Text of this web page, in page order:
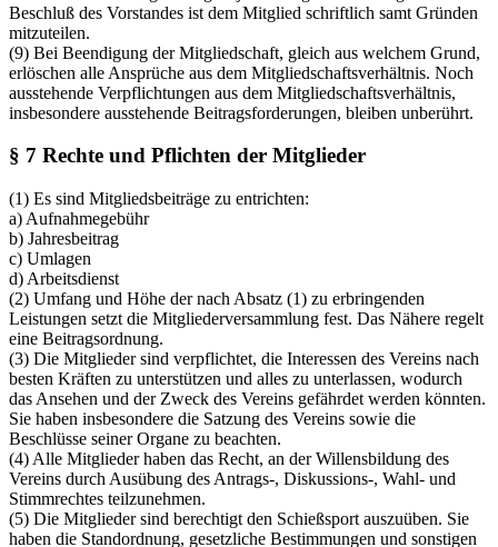
Beschluß des Vorstandes ist dem Mitglied schriftlich samt Gründen
mitzuteilen.
(9) Bei Beendigung der Mitgliedschaft, gleich aus welchem Grund,
erlöschen alle Ansprüche aus dem Mitgliedschaftsverhältnis. Noch
ausstehende Verpflichtungen aus dem Mitgliedschaftsverhältnis,
insbesondere ausstehende Beitragsforderungen, bleiben unberührt.
§ 7 Rechte und Pflichten der Mitglieder
(1) Es sind Mitgliedsbeiträge zu entrichten:
a) Aufnahmegebühr
b) Jahresbeitrag
c) Umlagen
d) Arbeitsdienst
(2) Umfang und Höhe der nach Absatz (1) zu erbringenden
Leistungen setzt die Mitgliederversammlung fest. Das Nähere regelt
eine Beitragsordnung.
(3) Die Mitglieder sind verpflichtet, die Interessen des Vereins nach
besten Kräften zu unterstützen und alles zu unterlassen, wodurch
das Ansehen und der Zweck des Vereins gefährdet werden könnten.
Sie haben insbesondere die Satzung des Vereins sowie die
Beschlüsse seiner Organe zu beachten.
(4) Alle Mitglieder haben das Recht, an der Willensbildung des
Vereins durch Ausübung des Antrags-, Diskussions-, Wahl- und
Stimmrechtes teilzunehmen.
(5) Die Mitglieder sind berechtigt den Schießsport auszuüben. Sie
haben die Standordnung, gesetzliche Bestimmungen und sonstigen